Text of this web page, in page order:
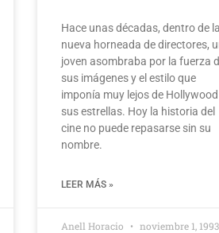
Hace unas décadas, dentro de la
nueva horneada de directores,
joven asombraba por la fuerza
sus imágenes y el estilo que
imponía muy lejos de
sus estrellas. Hoy la historia del
cine no puede repasarse sin su
nombre.
LEER MÁS »
Anell Horacio noviembre 1, 1993